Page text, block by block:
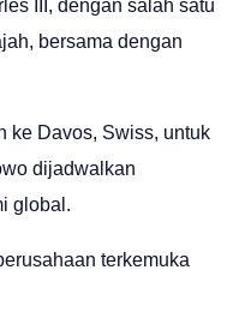
III, dengan salah satu
bersama dengan
ke Davos, Swiss, untuk
dijadwalkan
global.
terkemuka